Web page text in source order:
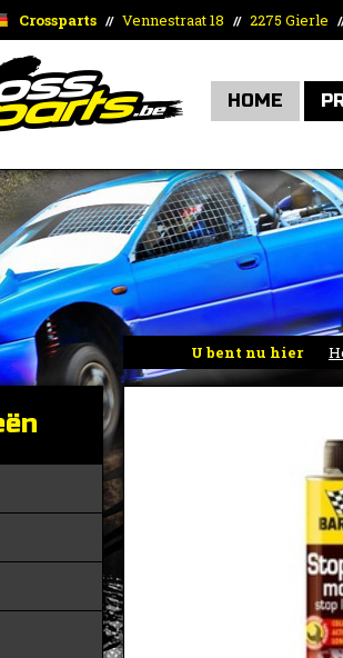
Crossparts // Vennestraat 18 // 2275 Gierle
HOME
U bent nu hier